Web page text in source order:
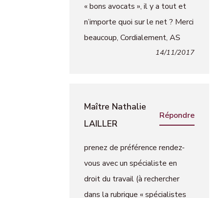
« bons avocats », il y a tout et
n’importe quoi sur le net ? Merci
beaucoup, Cordialement, AS
14/11/2017
Maître Nathalie
LAILLER
Répondre
prenez de préférence rendez-
vous avec un spécialiste en
droit du travail (à rechercher
dans la rubrique « spécialistes